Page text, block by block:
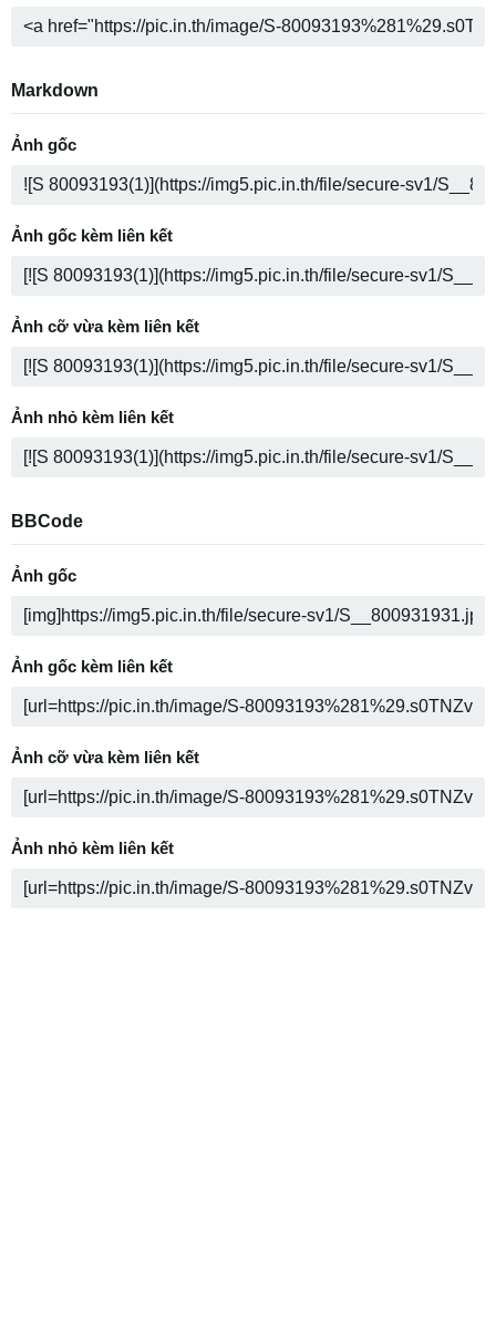
Markdown
Ảnh gốc
Ảnh gốc kèm liên kết
Ảnh cỡ vừa kèm liên kết
Ảnh nhỏ kèm liên kết
BBCode
Ảnh gốc
Ảnh gốc kèm liên kết
Ảnh cỡ vừa kèm liên kết
Ảnh nhỏ kèm liên kết